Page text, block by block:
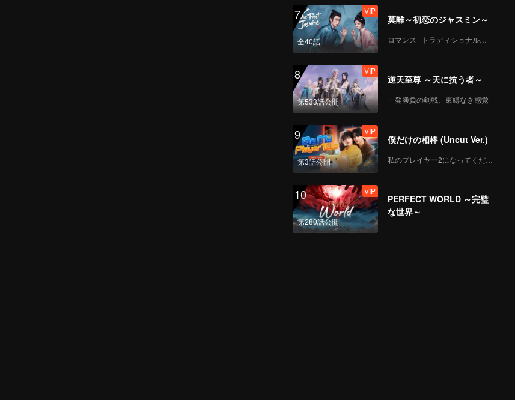
7
全40話
VIP
莫離～初恋のジャスミン～
ロマンス · トラディショナル・コスチューム
8
第533話公開
VIP
逆天至尊 ～天に抗う者～
一発勝負の剣戟、束縛なき感覚
9
第3話公開
VIP
僕だけの相棒 (Uncut Ver.)
私のプレイヤー2になってください
10
第280話公開
VIP
PERFECT WORLD ～完璧
な世界～